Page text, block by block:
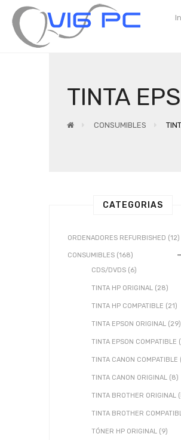
TINTA
CONSUMIBLES
CATEGORIAS
ORDENADORES REFURBISHED (12)
CONSUMIBLES (168)
CDS/DVDS (6)
TINTA HP ORIGINAL (28)
TINTA HP COMPATIBLE (21)
TINTA EPSON ORIGINAL (29)
TINTA EPSON COMPATIBLE
TINTA CANON COMPATIBLE
TINTA CANON ORIGINAL (8)
TINTA BROTHER ORIGINAL
TINTA BROTHER
TÓNER HP ORIGINAL (9)